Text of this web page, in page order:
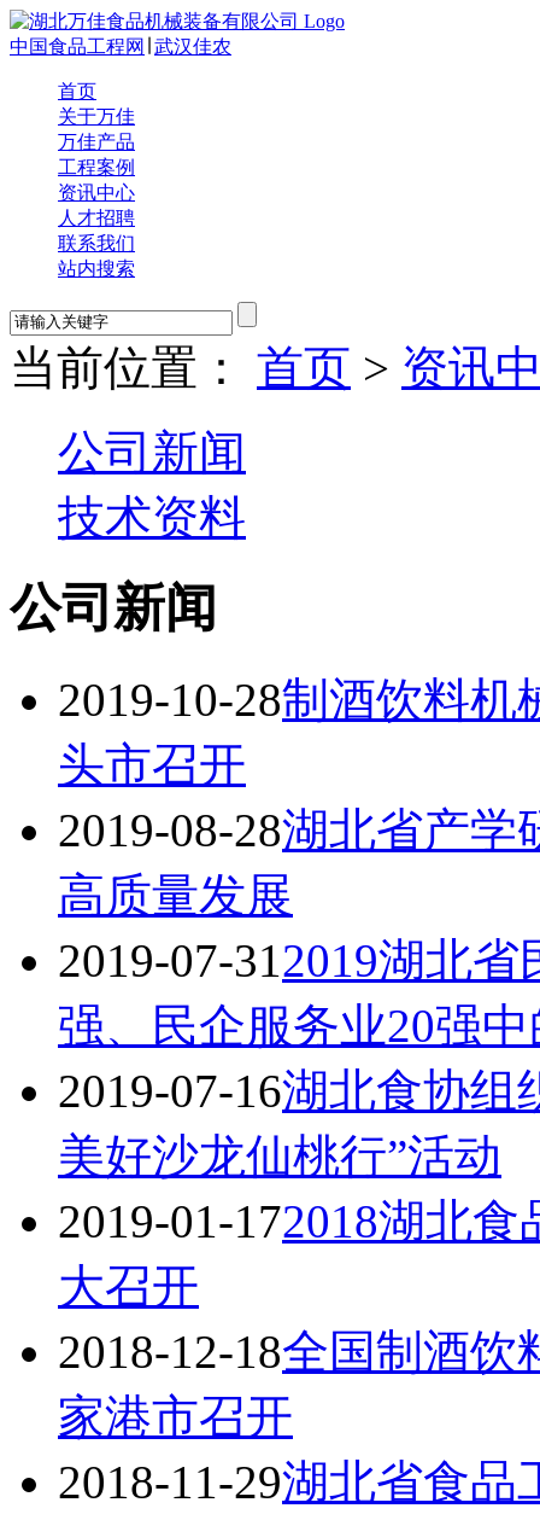
中国食品工程网 武汉佳农
首页
关于万佳
万佳产品
工程案例
资讯中心
人才招聘
联系我们
站内搜索
当前位置： 首页 > 资讯
公司新闻
技术资料
公司新闻
2019-10-28制酒饮料机
头市召开
2019-08-28湖北省产学
高质量发展
2019-07-312019湖北省
强、民企服务业20强
2019-07-16湖北食协组
美好沙龙仙桃行”活动
2019-01-172018湖北
大召开
2018-12-18全国制酒饮
家港市召开
2018-11-29湖北省食品